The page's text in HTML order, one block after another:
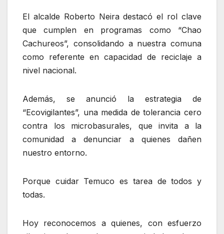
El alcalde Roberto Neira destacó el rol clave
que cumplen en programas como “Chao
Cachureos”, consolidando a nuestra comuna
como referente en capacidad de reciclaje a
nivel nacional.
Además, se anunció la estrategia de
“Ecovigilantes”, una medida de tolerancia cero
contra los microbasurales, que invita a la
comunidad a denunciar a quienes dañen
nuestro entorno.
Porque cuidar Temuco es tarea de todos y
todas.
Hoy reconocemos a quienes, con esfuerzo